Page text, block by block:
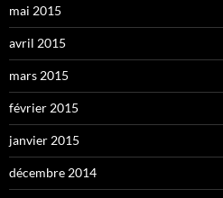
mai 2015
avril 2015
mars 2015
février 2015
janvier 2015
décembre 2014